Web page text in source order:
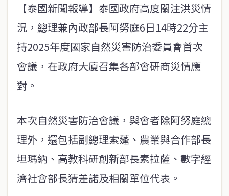
【泰國新聞報導】泰國政府高度關注洪災情
況，總理兼內政部長阿努庭6日14時22分主
持2025年度國家自然災害防治委員會首次
會議，在政府大廈召集各部會研商災情應
對。
本次自然災害防治會議，與會者除阿努庭總
理外，還包括副總理索蓬、農業與合作部長
坦瑪納、高教科研創新部長素拉薩、數字經
濟社會部長猜差諾及相關單位代表。